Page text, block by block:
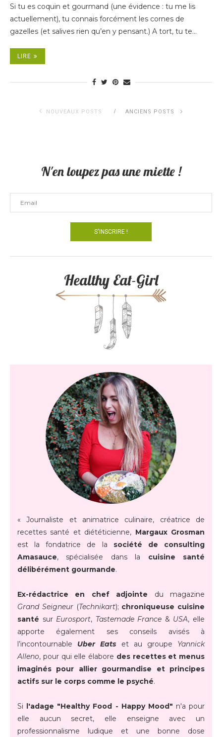
Si tu es coquin et gourmand (une évidence : tu me lis
actuellement), tu connais forcément les cornes de
gazelles (et salives rien qu’en y pensant.) A tort, tu te…
LIRE
NOUVEAUX POSTS ANCIENS POSTS
N'en loupez pas une miette !
Healthy Eat-Girl
« Journaliste et animatrice culinaire, créatrice de
recettes santé et diététicienne, Margaux Grosman
est la fondatrice de la société de consulting
Amasauce, spécialisée dans la cuisine santé
délibérément gourmande.
Ex-rédactrice en chef adjointe du magazine
Grand Seigneur(Technikart); chroniqueuse cuisine
santé sur Eurosport, Tastemade France & USA, elle
apporte également ses conseils avisés à
l’incontournable Uber Eats et au groupe Yannick
Alleno, pour qui elle élabore des recettes et menus
imaginés pour allier gourmandise et principes
actifs sur le corps comme le psyché.
Si l'adage "Healthy Food - Happy Mood" n'a pour
elle aucun secret, elle enseigne avec un
professionnalisme ludique et une bonne dose